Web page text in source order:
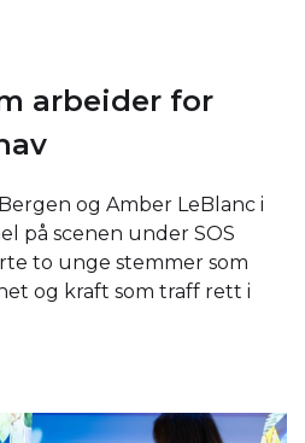
arbeider for
og Amber LeBlanc i
på scenen under SOS
to unge stemmer som
og kraft som traff rett i